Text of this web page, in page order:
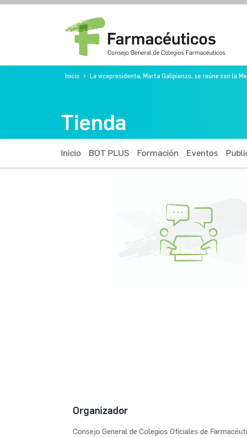
Inicio La vicepresidenta, Marta Galipienzo, se reúne con la
Tienda
Inicio BOT PLUS Formación Eventos
Organizador
Consejo General de Colegios Oficiales de